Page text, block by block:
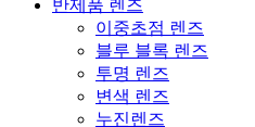
반제품 렌즈
이중초점 렌즈
블루 블록 렌즈
투명 렌즈
변색 렌즈
누진렌즈